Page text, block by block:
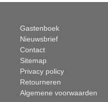
Gastenboek
Nieuwsbrief
Contact
Sitemap
Privacy policy
Retourneren
Algemene voorwaarden